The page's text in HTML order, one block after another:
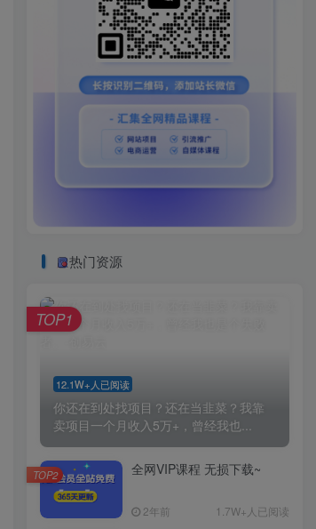
热门资源
12.1W+人已阅读
你还在到处找项目？还在当韭菜？我靠
卖项目一个月收入5万+，曾经我也...
TOP1
全网VIP课程 无损下载~
2年前 1.7W+人已阅读
TOP2